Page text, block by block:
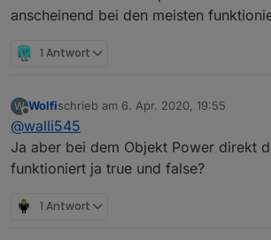
Komisch mit einem Shelly Device funktioniert es aber
genau mit meinen SonOff S20 da wo
nicht?
anscheinend bei den meisten
1 Antwort
W
Offline
Wolfischrieb am 6. Apr. 2020, 19:55
zuletzt editiert von
@walli545
Ja aber bei dem Objekt Power direkt
funktioniert ja true und false?
1 Antwort